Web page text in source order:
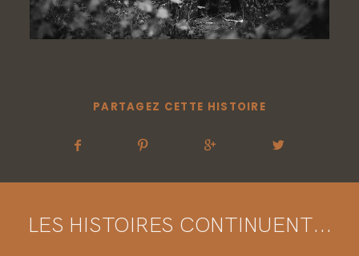
PARTAGEZ CETTE HISTOIRE
LES HISTOIRES CONTINUENT...